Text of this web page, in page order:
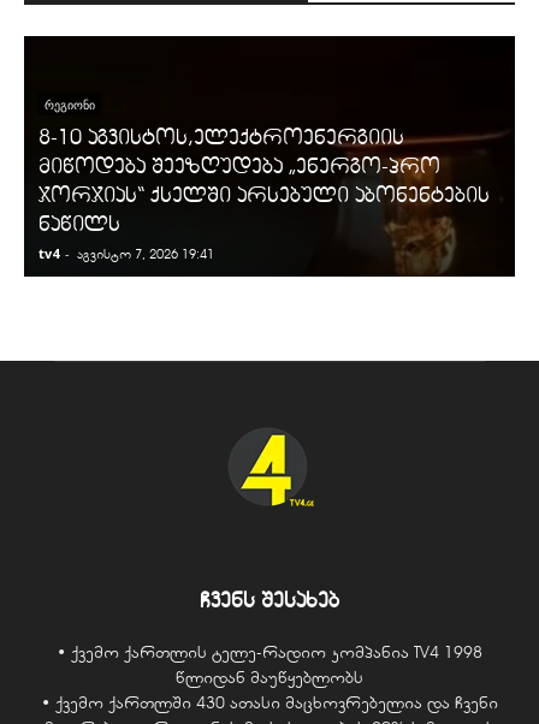
ᲠᲔᲒᲘᲝᲜᲘ
8-10 აგვისტოს,ელექტროენერგიის
მიწოდება შეეზღუდება „ენერგო-პრო
ჯორჯიას“ ქსელში არსებული აბონენტების
ნაწილს
tv4 - აგვისტო 7, 2026 19:41
ჩვენს შესახებ
• ქვემო ქართლის ტელე-რადიო კომპანია TV4 1998
წლიდან მაუწყებლობს
• ქვემო ქართლში 430 ათასი მაცხოვრებელია და ჩვენი